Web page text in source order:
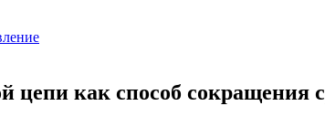
цепи как способ сокращения